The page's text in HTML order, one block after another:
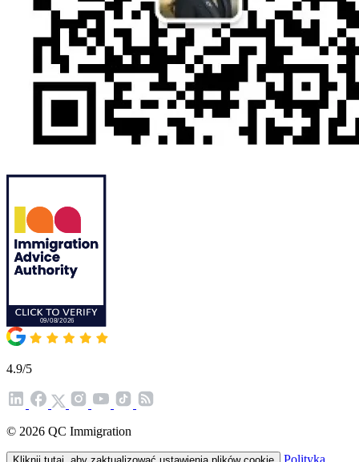
4.9/5
© 2026 QC Immigration
Kliknij tutaj, aby zaktualizować ustawienia plików cookie Polityka